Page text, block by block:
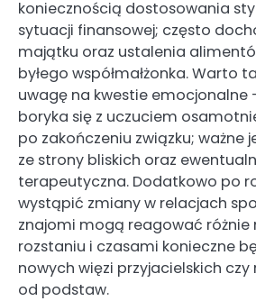
koniecznością dostosowania
sytuacji finansowej; często
majątku oraz ustalenia
byłego współmałżonka. Warto
uwagę na kwestie emocjonalne
boryka się z uczuciem
po zakończeniu związku; ważne
ze strony bliskich oraz
terapeutyczna. Dodatkowo po
wystąpić zmiany w relacjach
znajomi mogą reagować różnie
rozstaniu i czasami konieczne
nowych więzi przyjacielskich
od podstaw.